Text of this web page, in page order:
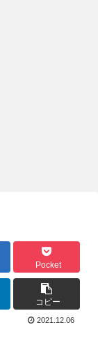
Pocket
コピー
2021.12.06